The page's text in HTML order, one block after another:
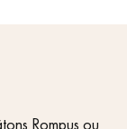
Rompus ou